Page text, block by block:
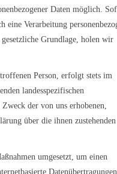
Daten möglich.
eine Verarbeitung
Grundlage, holen wir
Person, erfolgt stets im
landesspezifischen
der von uns erhobenen,
über die ihnen zustehenden
umgesetzt, um einen
Datenübertragungen